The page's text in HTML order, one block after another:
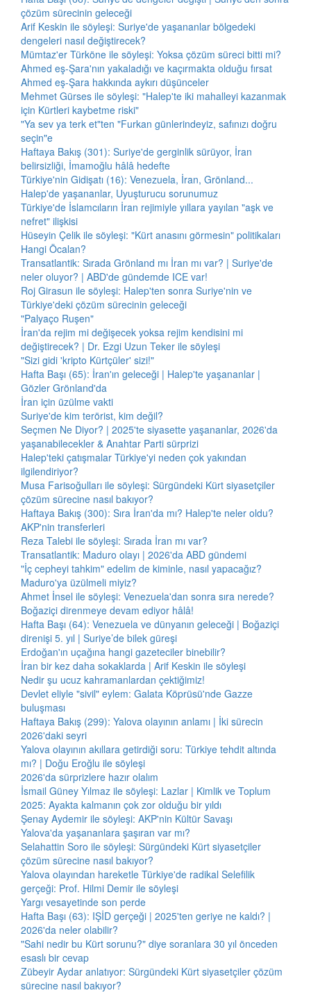
çözüm sürecinin geleceği
Arif Keskin ile söyleşi: Suriye'de yaşananlar bölgedeki
dengeleri nasıl değiştirecek?
Mümtaz'er Türköne ile söyleşi: Yoksa çözüm süreci bitti mi?
Ahmed eş-Şara'nın yakaladığı ve kaçırmakta olduğu fırsat
Ahmed eş-Şara hakkında aykırı düşünceler
Mehmet Gürses ile söyleşi: "Halep'te iki mahalleyi kazanmak
için Kürtleri kaybetme riski"
"Ya sev ya terk et"ten "Furkan günlerindeyiz, safınızı doğru
seçin"e
Haftaya Bakış (301): Suriye'de gerginlik sürüyor, İran
belirsizliği, İmamoğlu hâlâ hedefte
Türkiye'nin Gidişatı (16): Venezuela, İran, Grönland...
Halep'de yaşananlar, Uyuşturucu sorunumuz
Türkiye'de İslamcıların İran rejimiyle yıllara yayılan "aşk ve
nefret" ilişkisi
Hüseyin Çelik ile söyleşi: "Kürt anasını görmesin" politikaları
Hangi Öcalan?
Transatlantik: Sırada Grönland mı İran mı var? | Suriye'de
neler oluyor? | ABD'de gündemde ICE var!
Roj Girasun ile söyleşi: Halep'ten sonra Suriye'nin ve
Türkiye'deki çözüm sürecinin geleceği
"Palyaço Ruşen"
İran'da rejim mi değişecek yoksa rejim kendisini mi
değiştirecek? | Dr. Ezgi Uzun Teker ile söyleşi
"Sizi gidi 'kripto Kürtçüler' sizi!"
Hafta Başı (65): İran'ın geleceği | Halep'te yaşananlar |
Gözler Grönland'da
İran için üzülme vakti
Suriye'de kim terörist, kim değil?
Seçmen Ne Diyor? | 2025'te siyasette yaşananlar, 2026'da
yaşanabilecekler & Anahtar Parti sürprizi
Halep'teki çatışmalar Türkiye'yi neden çok yakından
ilgilendiriyor?
Musa Farisoğulları ile söyleşi: Sürgündeki Kürt siyasetçiler
çözüm sürecine nasıl bakıyor?
Haftaya Bakış (300): Sıra İran'da mı? Halep'te neler oldu?
AKP'nin transferleri
Reza Talebi ile söyleşi: Sırada İran mı var?
Transatlantik: Maduro olayı | 2026'da ABD gündemi
"İç cepheyi tahkim" edelim de kiminle, nasıl yapacağız?
Maduro'ya üzülmeli miyiz?
Ahmet İnsel ile söyleşi: Venezuela'dan sonra sıra nerede?
Boğaziçi direnmeye devam ediyor hâlâ!
Hafta Başı (64): Venezuela ve dünyanın geleceği | Boğaziçi
direnişi 5. yıl | Suriye’de bilek güreşi
Erdoğan'ın uçağına hangi gazeteciler binebilir?
İran bir kez daha sokaklarda | Arif Keskin ile söyleşi
Nedir şu ucuz kahramanlardan çektiğimiz!
Devlet eliyle "sivil" eylem: Galata Köprüsü'nde Gazze
buluşması
Haftaya Bakış (299): Yalova olayının anlamı | İki sürecin
2026'daki seyri
Yalova olayının akıllara getirdiği soru: Türkiye tehdit altında
mı? | Doğu Eroğlu ile söyleşi
2026'da sürprizlere hazır olalım
İsmail Güney Yılmaz ile söyleşi: Lazlar | Kimlik ve Toplum
2025: Ayakta kalmanın çok zor olduğu bir yıldı
Şenay Aydemir ile söyleşi: AKP'nin Kültür Savaşı
Yalova'da yaşananlara şaşıran var mı?
Selahattin Soro ile söyleşi: Sürgündeki Kürt siyasetçiler
çözüm sürecine nasıl bakıyor?
Yalova olayından hareketle Türkiye'de radikal Selefilik
gerçeği: Prof. Hilmi Demir ile söyleşi
Yargı vesayetinde son perde
Hafta Başı (63): IŞİD gerçeği | 2025'ten geriye ne kaldı? |
2026'da neler olabilir?
"Sahi nedir bu Kürt sorunu?" diye soranlara 30 yıl önceden
esaslı bir cevap
Zübeyir Aydar anlatıyor: Sürgündeki Kürt siyasetçiler çözüm
sürecine nasıl bakıyor?